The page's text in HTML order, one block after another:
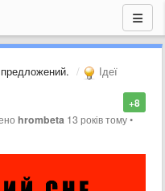
Ідеї
+8
hrombeta 13 років тому•